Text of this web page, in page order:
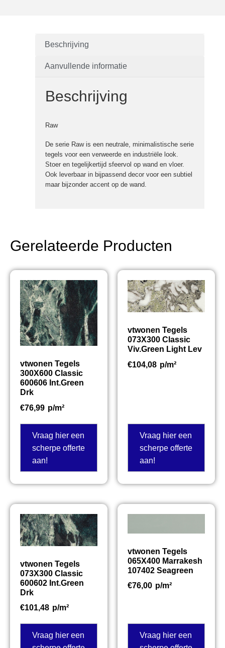
Beschrijving
Aanvullende informatie
Beschrijving
Raw
De serie Raw is een neutrale, minimalistische serie
tegels voor een verweerde en industriële look.
Stoer en tegelijkertijd sfeervol op wand en vloer.
Ook leverbaar in bijpassend decor voor een subtiel
maar bijzonder accent op de wand.
Gerelateerde Producten
vtwonen Tegels
300X600 Classic
600606 Int.Green
Drk
€76,99 p/m²
Vraag hier een
scherpe offerte
aan!
vtwonen Tegels
073X300 Classic
Viv.Green Light Lev
€104,08 p/m²
Vraag hier een
scherpe offerte
aan!
vtwonen Tegels
073X300 Classic
600602 Int.Green
Drk
€101,48 p/m²
Vraag hier een
vtwonen Tegels
065X400 Marrakesh
107402 Seagreen
€76,00 p/m²
Vraag hier een